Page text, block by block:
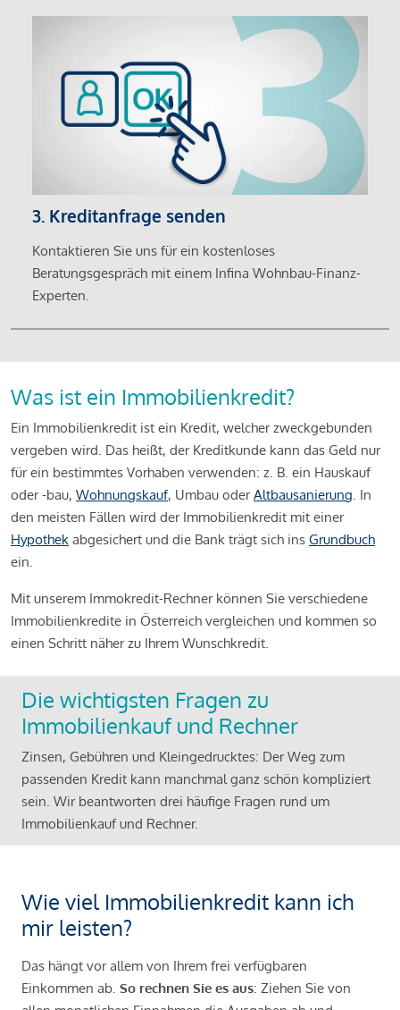
3. Kreditanfrage senden
Kontaktieren Sie uns für ein kostenloses
Beratungsgespräch mit einem Infina Wohnbau-Finanz-
Experten.
Was ist ein Immobilienkredit?
Ein Immobilienkredit ist ein Kredit, welcher zweckgebunden
vergeben wird. Das heißt, der Kreditkunde kann das Geld nur
für ein bestimmtes Vorhaben verwenden: z. B. ein Hauskauf
oder -bau, Wohnungskauf, Umbau oderAltbausanierung. In
den meisten Fällen wird der Immobilienkredit mit einer
Hypothek abgesichert und die Bank trägt sich ins Grundbuch
ein.
Mit unserem Immokredit-Rechner können Sie verschiedene
Immobilienkredite in Österreich vergleichen und kommen so
einen Schritt näher zu Ihrem Wunschkredit.
Die wichtigsten Fragen zu
Immobilienkauf und Rechner
Zinsen, Gebühren und Kleingedrucktes: Der Weg zum
passenden Kredit kann manchmal ganz schön kompliziert
sein. Wir beantworten drei häufige Fragen rund um
Immobilienkauf und Rechner.
Wie viel Immobilienkredit kann ich
mir leisten?
Das hängt vor allem von Ihrem frei verfügbaren
Einkommen ab. So rechnen Sie es aus: Ziehen Sie von